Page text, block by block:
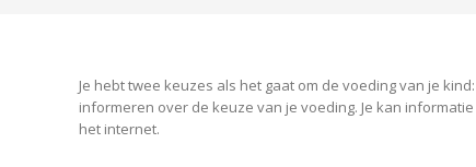
Je hebt twee keuzes als het gaat om de voeding van je
informeren over de keuze van je voeding. Je kan
het internet.